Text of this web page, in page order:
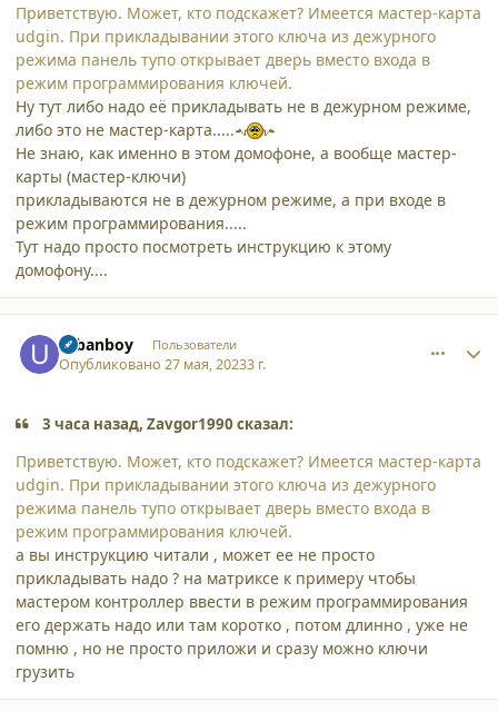
Приветствую. Может, кто подскажет? Имеется мастер-карта
udgin. При прикладывании этого ключа из дежурного
режима панель тупо открывает дверь вместо входа в
режим программирования ключей.
Ну тут либо надо её прикладывать не в дежурном режиме,
либо это не мастер-карта.....
Не знаю, как именно в этом домофоне, а вообще мастер-
карты (мастер-ключи)
прикладываются не в дежурном режиме, а при входе в
режим программирования.....
Тут надо просто посмотреть инструкцию к этому
домофону....
urbanboy Пользователи
Опубликовано27 мая, 20233 г.
3 часа назад, Zavgor1990 сказал:
Приветствую. Может, кто подскажет? Имеется мастер-карта
udgin. При прикладывании этого ключа из дежурного
режима панель тупо открывает дверь вместо входа в
режим программирования ключей.
а вы инструкцию читали , может ее не просто
прикладывать надо ? на матриксе к примеру чтобы
мастером контроллер ввести в режим программирования
его держать надо или там коротко , потом длинно , уже не
помню , но не просто приложи и сразу можно ключи
грузить